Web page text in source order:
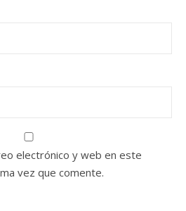
electrónico y web en este
vez que comente.